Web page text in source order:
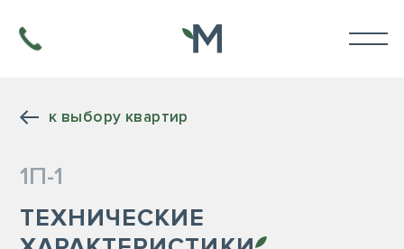
к выбору квартир
1П-1
ТЕХНИЧЕСКИЕ